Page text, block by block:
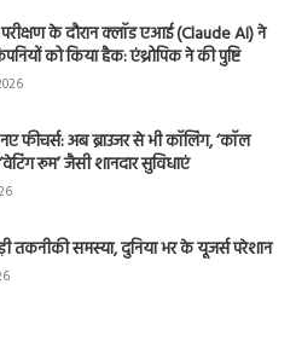
परीक्षण के दौरान क्लॉड एआई (Claude AI) ने
को किया हैक: एंथ्रोपिक ने की पुष्टि
फीचर्स: अब ब्राउजर से भी कॉलिंग, ‘कॉल
रूम’ जैसी शानदार सुविधाएं
समस्या, दुनिया भर के यूजर्स परेशान